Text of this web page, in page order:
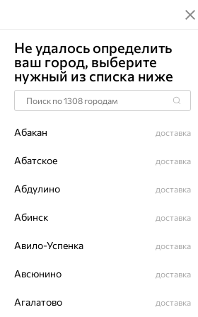
Главная Каталог Цепи
Цепь, серебро,
Артикул:Ср925Р-101006045
Не удалось определить
ваш город, выберите
нужный из списка ниже
Абакан доставка
Абатское доставка
Абдулино доставка
Абинск доставка
Авило-Успенка доставка
Авсюнино доставка
Агалатово доставка